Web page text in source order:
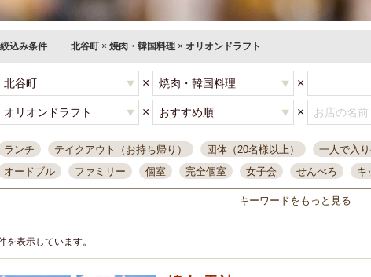
絞込み条件 北谷町 × 焼肉・韓国料理 × オリオンドラフト
× ×
× ×
ランチ テイクアウト（お持ち帰り） 団体（20名様以上） 一人で入
オードブル
ファミリー 個室 完全個室 女子会 せんべろ キ
一人飲み 誕生日 大人数
接待・会食
ちょい飲み コスパ最高 肉料理 模合 インスタ映え
結婚式二次会
夜10時以降入店可
県産魚 焼鳥 忘年会コース レモンサワー 観
キーワードをもっと見る
表示しています。